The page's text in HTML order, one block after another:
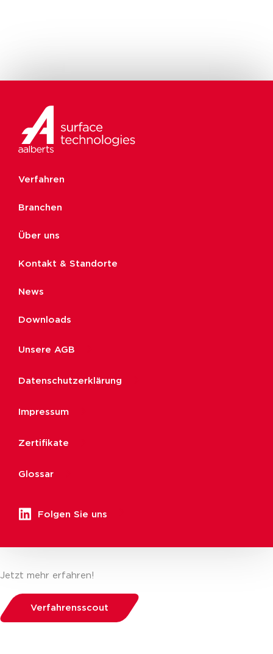
Verfahren
Branchen
Über uns
Kontakt & Standorte
News
Downloads
Unsere AGB
Datenschutzerklärung
Impressum
Zertifikate
Glossar
Folgen Sie uns
Jetzt mehr erfahren!
Verfahrensscout